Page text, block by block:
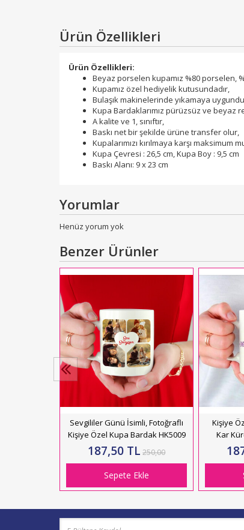
Ürün Özellikleri
Ürün Özellikleri:
Beyaz porselen kupamız %80 porselen,
Kupamız özel hediyelik kutusundadır,
Bulaşık makinelerinde yıkamaya
Kupa Bardaklarımız pürüzsüz ve beyaz
A kalite ve 1, sınıftır,
Baskı net bir şekilde ürüne transfer olur,
Kupalarımızı kırılmaya karşı
Kupa Çevresi : 26,5 cm, Kupa Boy : 9,5 cm
Baskı Alanı: 9 x 23 cm
Yorumlar
Henüz yorum yok
Benzer Ürünler
Sevgililer Günü İsimli, Fotoğraflı
Kişiye Özel Kupa Bardak HK5009
187,50 TL 250,00
Sepete Ekle
Kişiye
Kar
Beyaz